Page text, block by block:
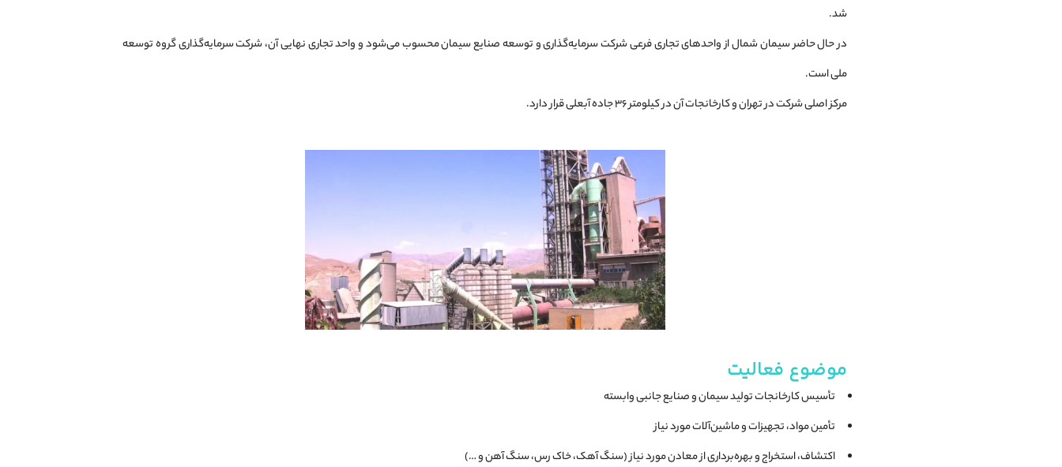
شد.
در حال حاضر سیمان شمال از واحدهای تجاری فرعی شرکت سرمایه‌گذاری و توسعه صنایع سیمان محسوب می‌شود و واحد تجاری نهایی آن، شرکت سرمایه‌گذاری گروه توسعه
ملی است.
مرکز اصلی شرکت در تهران و کارخانجات آن در کیلومتر ۳۶ جاده آبعلی قرار دارد.
موضوع فعالیت
تأسیس کارخانجات تولید سیمان و صنایع جانبی وابسته
تأمین مواد، تجهیزات و ماشین‌آلات مورد نیاز
اکتشاف، استخراج و بهره‌برداری از معادن مورد نیاز (سنگ آهک، خاک رس، سنگ آهن و …)